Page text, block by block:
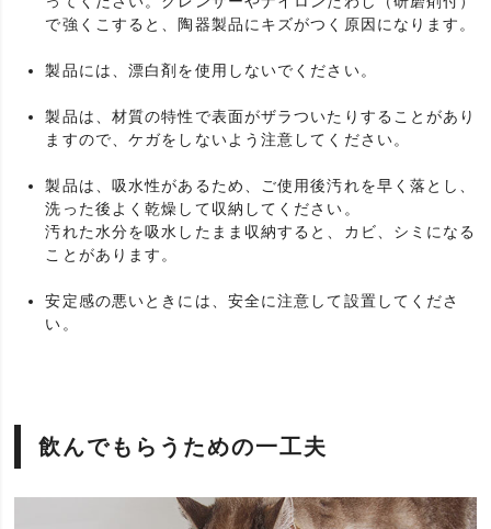
で強くこすると、陶器製品にキズがつく原因になります。
製品には、漂白剤を使用しないでください。
製品は、材質の特性で表面がザラついたりすることがあり
ますので、ケガをしないよう注意してください。
製品は、吸水性があるため、ご使用後汚れを早く落とし、
洗った後よく乾燥して収納してください。
汚れた水分を吸水したまま収納すると、カビ、シミになる
ことがあります。
安定感の悪いときには、安全に注意して設置してくださ
い。
飲んでもらうための一工夫